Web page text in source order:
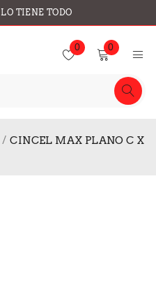
TIENE TODO
0 0
/ CINCEL MAX PLANO C X